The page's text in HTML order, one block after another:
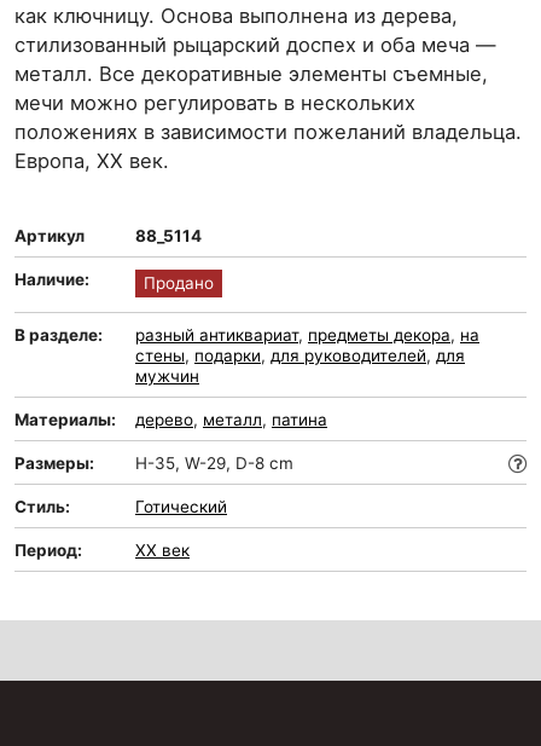
как ключницу. Основа выполнена из дерева,
стилизованный рыцарский доспех и оба меча —
металл. Все декоративные элементы съемные,
мечи можно регулировать в нескольких
положениях в зависимости пожеланий владельца.
Европа, ХХ век.
Артикул 88_5114
Наличие: Продано
В разделе: разный антиквариат, предметы декора, на
стены, подарки, для руководителей, для
мужчин
Материалы: дерево, металл, патина
Размеры: H-35, W-29, D-8 cm
Стиль: Готический
Период: XX век